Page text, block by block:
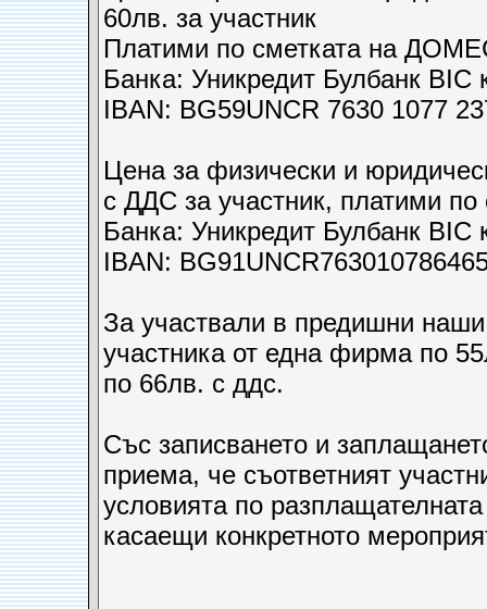
60лв. за участник
Платими по сметката на
Банка: Уникредит Булбанк BIC
IBAN: BG59UNCR 7630 1077
Цена за физически и
с ДДС за участник, платими
Банка: Уникредит Булбанк BIC
IBAN:
За участвали в предишни
участника от една фирма по
по 66лв. с ддс.
Със записването и
приема, че съответният
условията по
касаещи конкретното